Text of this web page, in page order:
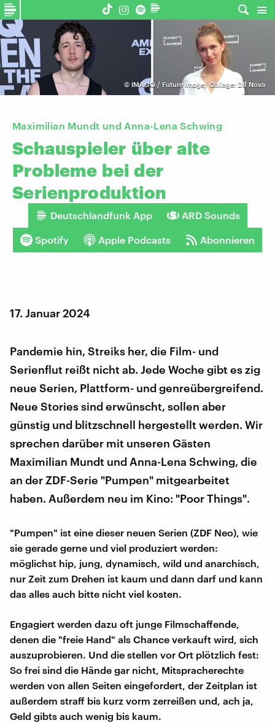
© IMAGO / Future Image/ Collage: Dlf Nova
Maximilian Mundt und Anna-Lena Schwing
Schauspieler über alte
Probleme bei der
Serienproduktion
Deutschlandfunk App ARD Sounds
Spotify Apple Podcasts Abonnieren
17. Januar 2024
Pandemie hin, Streiks her, die Film- und
Serienflut reißt nicht ab. Jede Woche gibt es zig
neue Serien, Plattform- und genreübergreifend.
Neue Stories sind erwünscht, sollen aber
günstig und blitzschnell hergestellt werden. Wir
sprechen darüber mit unseren Gästen
Maximilian Mundt und Anna-Lena Schwing, die
an der ZDF-Serie "Pumpen" mitgearbeitet
haben. Außerdem neu im Kino: "Poor Things".
"Pumpen" ist eine dieser neuen Serien (ZDF Neo), wie
sie gerade gerne und viel produziert werden:
möglichst hip, jung, dynamisch, wild und anarchisch,
nur Zeit zum Drehen ist kaum und dann darf und kann
das alles auch bitte nicht viel kosten.
Engagiert werden dazu oft junge Filmschaffende,
denen die "freie Hand" als Chance verkauft wird, sich
auszuprobieren. Und die stellen vor Ort plötzlich fest:
So frei sind die Hände gar nicht, Mitspracherechte
werden von allen Seiten eingefordert, der Zeitplan ist
außerdem straff bis kurz vorm zerreißen und, ach ja,
Geld gibts auch wenig bis kaum.